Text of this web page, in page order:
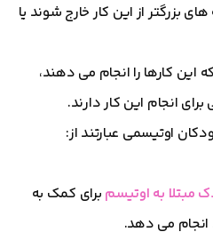
بزرگتر از این کار خارج شوند یا
این کارها را انجام می دهند،
انجام این کار دارند.
اوتیسمی عبارتند از:
مبتلا به اوتیسم برای کمک به
می دهد.